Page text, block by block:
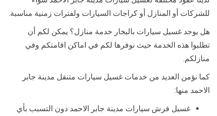
للشركات أو المنازل أو كراجات السيارات ولفترات زمنية مناسبة.
هل يوجد غسيل سيارات بالبخار خدمة منازل؟ يمكن لكم أن
تطلبوا هذه الخدمة حيث نوفرها لكم في اماكن اقامتكم وفي
منازلكم.
كما نؤمن العديد من خدمات غسيل سيارات متنقل مدينة جابر
الاحمد منها:
غسيل فرش سيارات مدينة جابر الاحمد دون التسبب بأي